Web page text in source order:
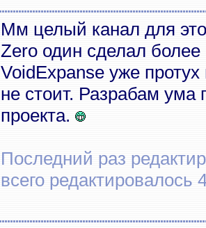
Мм целый канал для
Zero один сделал более
VoidExpanse уже
не стоит. Разрабам ума
проекта.
Последний раз
всего редактировалось